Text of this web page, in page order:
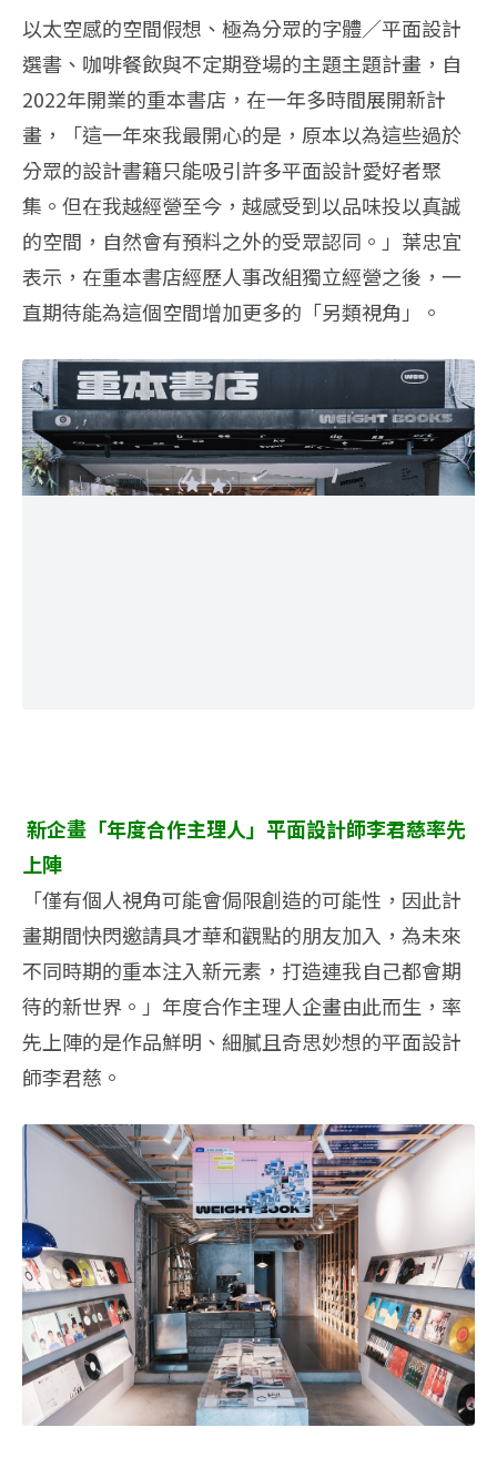
以太空感的空間假想、極為分眾的字體／平面設計
選書、咖啡餐飲與不定期登場的主題主題計畫，自
2022年開業的重本書店，在一年多時間展開新計
畫，「這一年來我最開心的是，原本以為這些過於
分眾的設計書籍只能吸引許多平面設計愛好者聚
集。但在我越經營至今，越感受到以品味投以真誠
的空間，自然會有預料之外的受眾認同。」葉忠宜
表示，在重本書店經歷人事改組獨立經營之後，一
直期待能為這個空間增加更多的「另類視角」。
新企畫「年度合作主理人」平面設計師李君慈率先
上陣
「僅有個人視角可能會侷限創造的可能性，因此計
畫期間快閃邀請具才華和觀點的朋友加入，為未來
不同時期的重本注入新元素，打造連我自己都會期
待的新世界。」年度合作主理人企畫由此而生，率
先上陣的是作品鮮明、細膩且奇思妙想的平面設計
師李君慈。